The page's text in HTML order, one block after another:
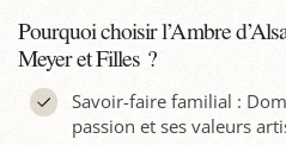
Pourquoi choisir l’Ambre
Meyer et Filles ?
Savoir-faire familial :
passion et ses valeurs